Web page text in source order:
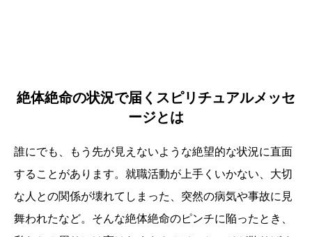
絶体絶命の状況で届くスピリチュアルメッセ
ージとは
誰にでも、もう先が見えないような絶望的な状況に直面
することがあります。就職活動が上手くいかない、大切
な人との関係が壊れてしまった、突然の病気や事故に見
舞われたなど。そんな絶体絶命のピンチに陥ったとき、